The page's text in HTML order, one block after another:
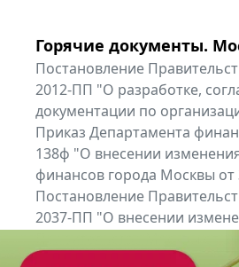
Горячие документы.
Постановление
2012-ПП "О разработке,
документации по
Приказ Департамента
138ф "О внесении
финансов города Москвы от
Постановление
2037-ПП "О внесении
Правительства Москвы от
Все региональные документы